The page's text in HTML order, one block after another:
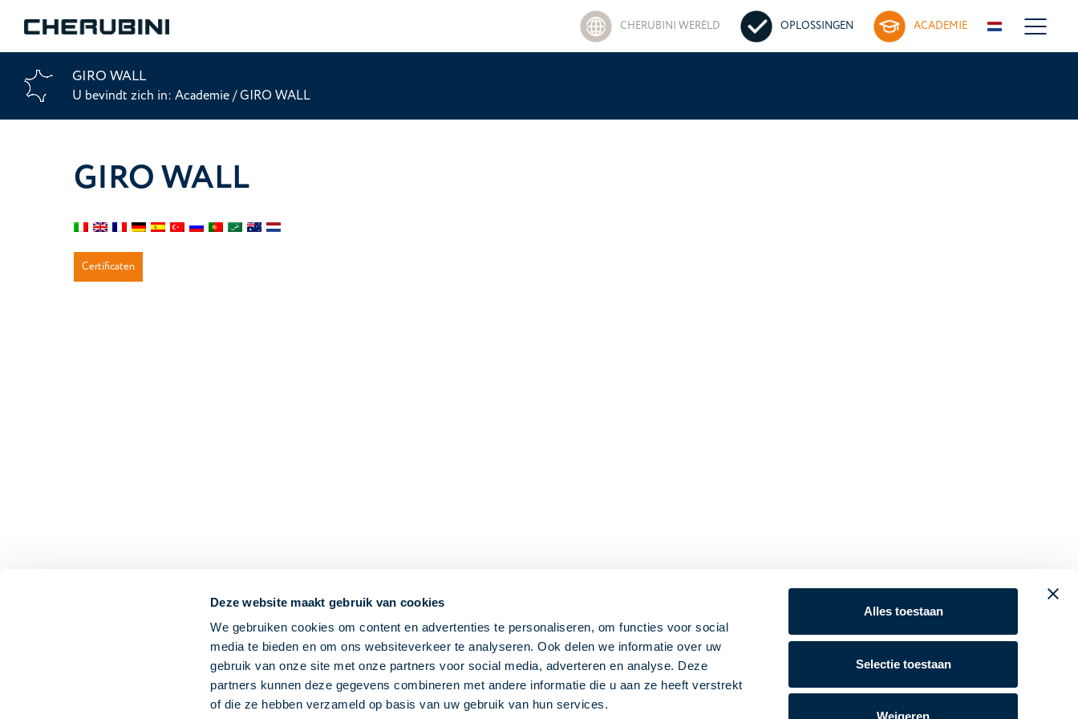
Deze website maakt gebruik van cookies
We gebruiken cookies om content en advertenties te personaliseren, om functies voor social
media te bieden en om ons websiteverkeer te analyseren. Ook delen we informatie over uw
gebruik van onze site met onze partners voor social media, adverteren en analyse. Deze
partners kunnen deze gegevens combineren met andere informatie die u aan ze heeft verstrekt
of die ze hebben verzameld op basis van uw gebruik van hun services.
Alles toestaan
Selectie toestaan
Weigeren
CHERUBINI WERELD OPLOSSINGEN ACADEMIE
GIRO WALL
U bevindt zich in: Academie/GIRO WALL
GIRO WALL
Certificaten